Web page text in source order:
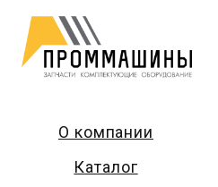
О компании
Каталог